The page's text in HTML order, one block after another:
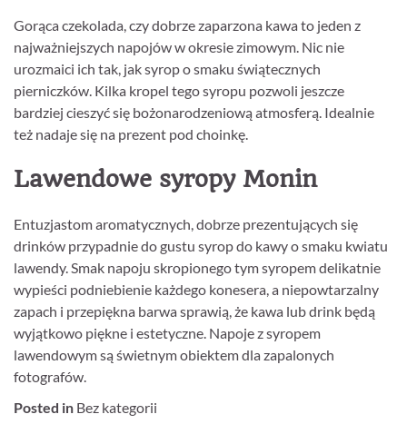
Gorąca czekolada, czy dobrze zaparzona kawa to jeden z
najważniejszych napojów w okresie zimowym. Nic nie
urozmaici ich tak, jak syrop o smaku świątecznych
pierniczków. Kilka kropel tego syropu pozwoli jeszcze
bardziej cieszyć się bożonarodzeniową atmosferą. Idealnie
też nadaje się na prezent pod choinkę.
Lawendowe syropy Monin
Entuzjastom aromatycznych, dobrze prezentujących się
drinków przypadnie do gustu syrop do kawy o smaku kwiatu
lawendy. Smak napoju skropionego tym syropem delikatnie
wypieści podniebienie każdego konesera, a niepowtarzalny
zapach i przepiękna barwa sprawią, że kawa lub drink będą
wyjątkowo piękne i estetyczne. Napoje z syropem
lawendowym są świetnym obiektem dla zapalonych
fotografów.
Posted in Bez kategorii